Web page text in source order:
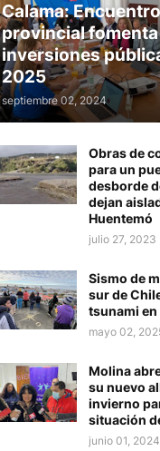
Calama: Encuentro
provincial fomenta
inversiones
2025
septiembre 02, 2024
Obras de
para un
desborde
dejan
Huentemó
julio 27, 2023
Sismo de
sur de
tsunami
mayo 02,
Molina
su nuevo
invierno
situación
junio 01, 2024